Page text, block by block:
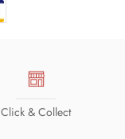
Click & Collect